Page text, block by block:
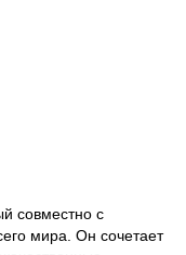
PARIS
совместно с
мира. Он сочетает